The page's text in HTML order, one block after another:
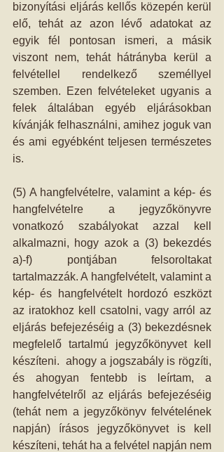
bizonyítási eljárás kellős közepén kerül
elő, tehát az azon lévő adatokat az
egyik fél pontosan ismeri, a másik
viszont nem, tehát hátrányba kerül a
felvétellel rendelkező személlyel
szemben. Ezen felvételeket ugyanis a
felek általában egyéb eljárásokban
kívánják felhasználni, amihez joguk van
és ami egyébként teljesen természetes
is.
(5) A hangfelvételre, valamint a kép- és
hangfelvételre a jegyzőkönyvre
vonatkozó szabályokat azzal kell
alkalmazni, hogy azok a (3) bekezdés
a)-f) pontjában felsoroltakat
tartalmazzák. A hangfelvételt, valamint a
kép- és hangfelvételt hordozó eszközt
az iratokhoz kell csatolni, vagy arról az
eljárás befejezéséig a (3) bekezdésnek
megfelelő tartalmú jegyzőkönyvet kell
készíteni.  ahogy a jogszabály is rögzíti,
és ahogyan fentebb is leírtam, a
hangfelvételről az eljárás befejezéséig
(tehát nem a jegyzőkönyv felvételének
napján) írásos jegyzőkönyvet is kell
készíteni, tehát ha a felvétel napján nem